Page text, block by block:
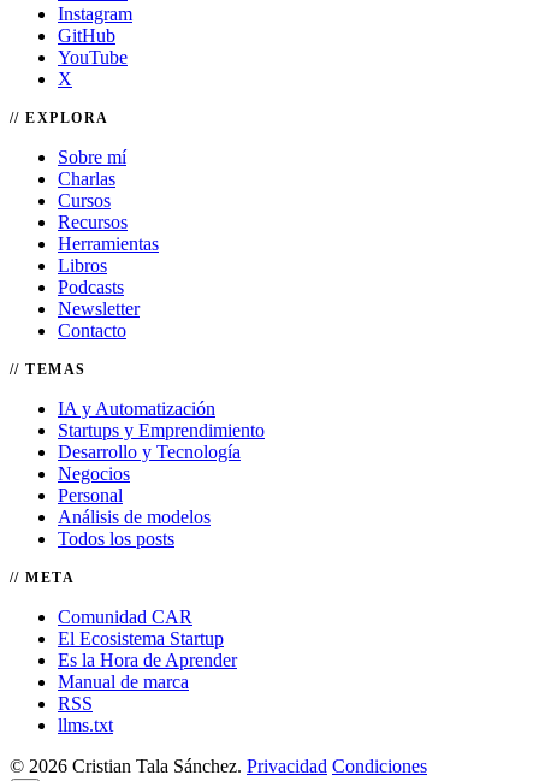
Instagram
GitHub
YouTube
X
EXPLORA
Sobre mí
Charlas
Cursos
Recursos
Herramientas
Libros
Podcasts
Newsletter
Contacto
TEMAS
IA y Automatización
Startups y Emprendimiento
Desarrollo y Tecnología
Negocios
Personal
Análisis de modelos
Todos los posts
META
Comunidad CAR
El Ecosistema Startup
Es la Hora de Aprender
Manual de marca
RSS
llms.txt
© 2026 Cristian Tala Sánchez. Privacidad Condiciones